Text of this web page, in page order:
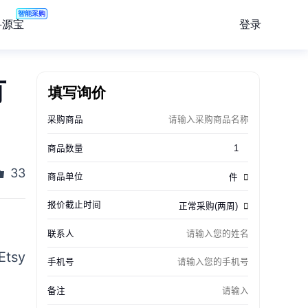
宝
智能采购
登录
33
填写询价